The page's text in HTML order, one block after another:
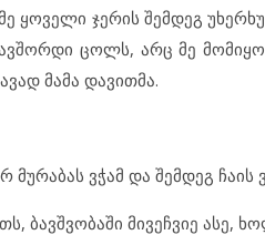
ყოველი ჯერის შემდეგ
ცოლს, არც მე
მამა დავითმა.
მურაბას ვჭამ და შემდეგ
ბავშვობაში მივეჩვიე ასე,